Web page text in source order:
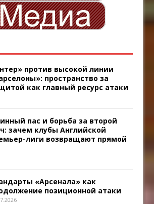
против высокой линии
пространство за
как главный ресурс атаки
пас и борьба за второй
зачем клубы Английской
лиги возвращают прямой
«Арсенала» как
позиционной атаки